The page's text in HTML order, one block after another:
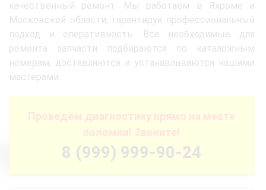
качественный ремонт. Мы работаем в Яхроме и
Московской области, гарантируя профессиональный
подход и оперативность. Все необходимые для
ремонта запчасти подбираются по каталожным
номерам, доставляются и устанавливаются нашими
мастерами.
Проведём диагностику прямо на месте
поломки! Звоните!
8 (999) 999-90-24